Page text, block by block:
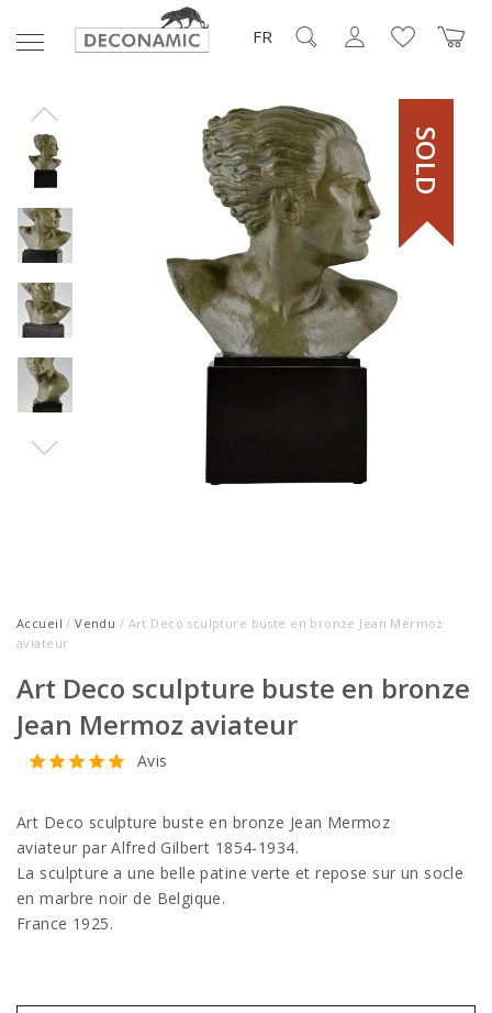
FR
SOLD
Accueil /Vendu / Art Deco sculpture buste en bronze Jean Mermoz
aviateur
Art Deco sculpture buste en bronze
Jean Mermoz aviateur
Avis
Art Deco sculpture buste en bronze Jean Mermoz
aviateur par Alfred Gilbert 1854-1934.
La sculpture a une belle patine verte et repose sur un socle
en marbre noir de Belgique.
France 1925.